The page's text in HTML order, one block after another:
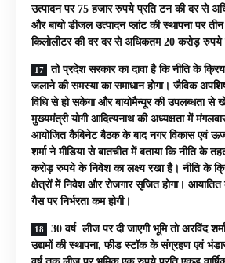
उत्पादन पर 75 हजार रुपये प्रति टन की दर से
और बायो डीजल उत्पादन प्लांट की स्थापना पर
किलोलीटर की दर दर से अधिकतम 20 करोड़ रुपये
तो प्रदेश सरकार का दावा है कि नीति के
जलाने की समस्या का समाधान होगा। जैविक
विधि से हो सकेगा और बायोमैन्यूर की उपलब्धता से
मुख्यमंत्री योगी आदित्यनाथ की अध्यक्षता में
आयोजित कैबिनेट बैठक के बाद नगर विकास एवं
शर्मा ने मीडिया से बातचीत में बताया कि नीति के
करोड़ रुपये के निवेश का लक्ष्य रखा है। नीति के
क्षेत्रों में निवेश और रोजगार सृजित होगा।
गैस पर निर्भरता कम होगी।
30 वर्ष लीज पर दी जाएगी भूमि तो अरविंद
उद्यमों की स्थापना, फीड स्टॉक के संग्रहण एवं